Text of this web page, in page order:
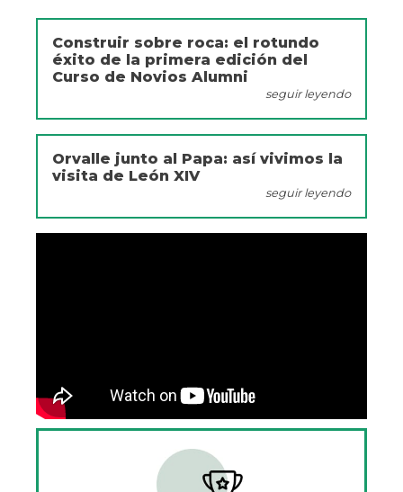
Construir sobre roca: el rotundo
éxito de la primera edición del
Curso de Novios Alumni
seguir leyendo
Orvalle junto al Papa: así vivimos la
visita de León XIV
seguir leyendo